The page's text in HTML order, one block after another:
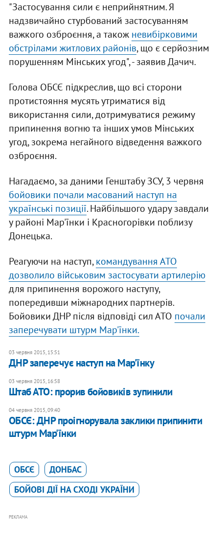
"Застосування сили є неприйнятним. Я
надзвичайно стурбований застосуванням
важкого озброєння, а також невибірковими
обстрілами житлових районів, що є серйозним
порушенням Мінських угод", - заявив Дачич.
Голова ОБСЄ підкреслив, що всі сторони
протистояння мусять утриматися від
використання сили, дотримуватися режиму
припинення вогню та інших умов Мінських
угод, зокрема негайного відведення важкого
озброєння.
Нагадаємо, за даними Генштабу ЗСУ, 3 червня
бойовики почали масований наступ на
українські позиції. Найбільшого удару завдали
у районі Мар'їнки і Красногорівки поблизу
Донецька.
Реагуючи на наступ,командування АТО
дозволило військовим застосувати артилерію
для припинення ворожого наступу,
попередивши міжнародних партнерів.
Бойовики ДНР після відповіді сил АТО почали
заперечувати штурм Мар'їнки.
03 червня 2015, 15:51
ДНР заперечує наступ на Мар'їнку
03 червня 2015, 16:58
Штаб АТО: прорив бойовиків зупинили
04 червня 2015, 09:40
ОБСЄ: ДНР проігнорувала заклики припинити
штурм Мар'їнки
ОБСЄ
ДОНБАС
БОЙОВІ ДІЇ НА СХОДІ УКРАЇНИ
РЕКЛАМА